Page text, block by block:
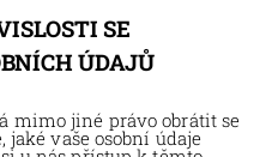
SE
ÚDAJŮ
mimo jiné právo obrátit se
vaše osobní údaje